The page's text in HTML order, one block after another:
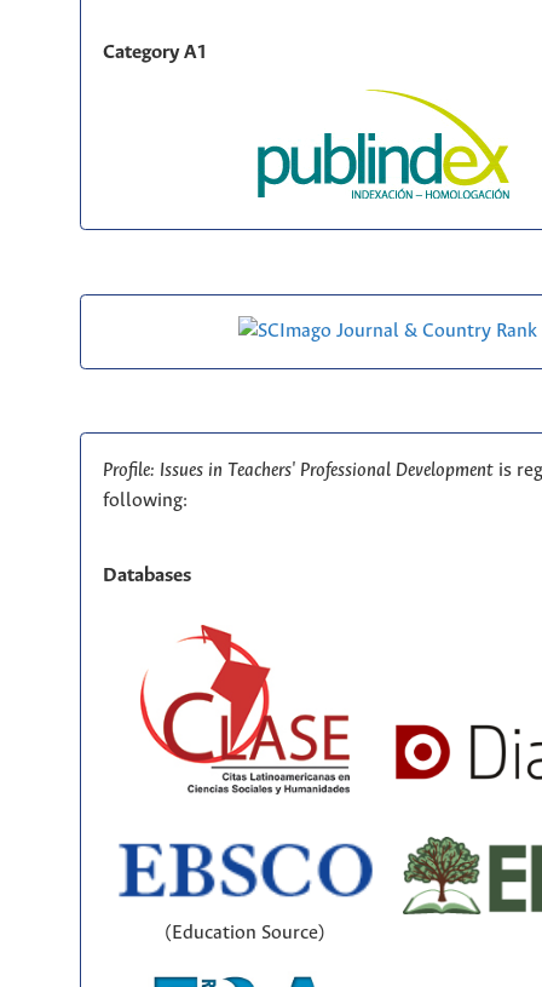
Category A1
Profile: Issues in Teachers' Professional Development is
following:
Databases
(Education Source)